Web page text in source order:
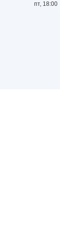
пт, 18:00